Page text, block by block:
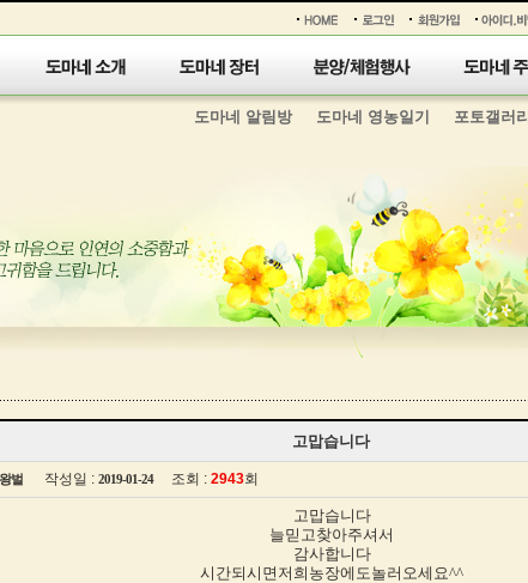
도마네 알림방 도마네 영농일기 포토갤러리
고맙습니다
벌 작성일 : 2019-01-24조회 : 2943회
고맙습니다
늘믿고찾아주셔서
감사합니다
시간되시면저희농장에도놀러오세요^^